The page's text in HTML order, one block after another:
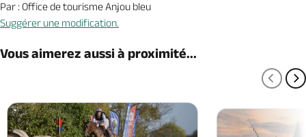
Par : Office de tourisme Anjou bleu
Suggérer une modification.
Vous aimerez aussi à proximité...